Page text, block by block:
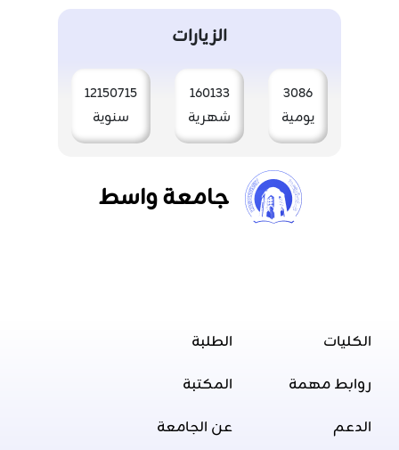
الزيارات
3086
يومية
160133
شهرية
12150715
سنوية
جامعة واسط
الكليات
روابط مهمة
الدعم
الطلبة
المكتبة
عن الجامعة